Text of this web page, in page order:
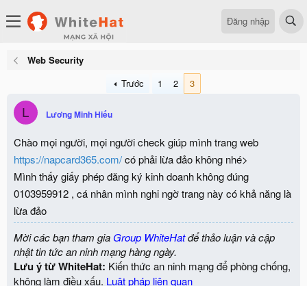
Đăng nhập
Web Security
Trước
1 2 3
L Lương Minh Hiếu
Chào mọi người, mọi người check giúp mình trang web
https://napcard365.com/có phải lừa đảo không nhé>
Mình thấy giấy phép đăng ký kinh doanh không đúng
0103959912 , cá nhân mình nghi ngờ trang này có khả năng là
lừa đảo
Mời các bạn tham gia Group WhiteHatđể thảo luận và cập
nhật tin tức an ninh mạng hàng ngày.
Lưu ý từ WhiteHat: Kiến thức an ninh mạng để phòng chống,
không làm điều xấu. Luật pháp liên quan